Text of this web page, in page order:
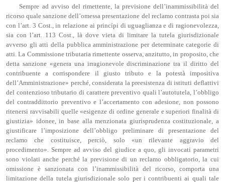
Sempre ad avviso del rimettente, la previsione dell’inammissibilità del
ricorso quale sanzione dell’omessa presentazione del reclamo contrasta poi sia
con l’art. 3 Cost., in relazione ai princípi di uguaglianza e di ragionevolezza,
sia con l’art. 113 Cost., là dove vieta di limitare la tutela giurisdizionale
avverso gli atti della pubblica amministrazione per determinate categorie di
atti. La Commissione tributaria rimettente osserva, anzitutto, in proposito, che
detta sanzione «genera una irragionevole discriminazione tra il diritto del
contribuente a corrispondere il giusto tributo e la potestà impositiva
dell’Amministrazione» perché, considerata la preesistenza di istituti deflattivi
del contenzioso tributario di carattere preventivo quali l’autotutela, l’obbligo
del contraddittorio preventivo e l’accertamento con adesione, non possono
ritenersi ravvisabili quelle «esigenze di ordine generale e superiori finalità di
giustizia» idonee, in base alla menzionata giurisprudenza costituzionale, a
giustificare l’imposizione dell’obbligo preliminare di presentazione del
reclamo che costituisce, perciò, solo «un rilevante aggravio del
procedimento». Sempre ad avviso del giudice a quo, gli invocati parametri
sono violati anche perché la previsione di un reclamo obbligatorio, la cui
omissione è sanzionata con l’inammissibilità del ricorso, comporta una
limitazione della tutela giurisdizionale solo per i contribuenti ai quali tale